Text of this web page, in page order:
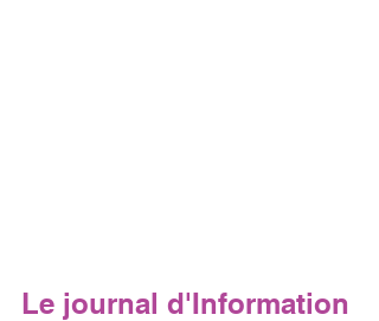
Le journal d'Information